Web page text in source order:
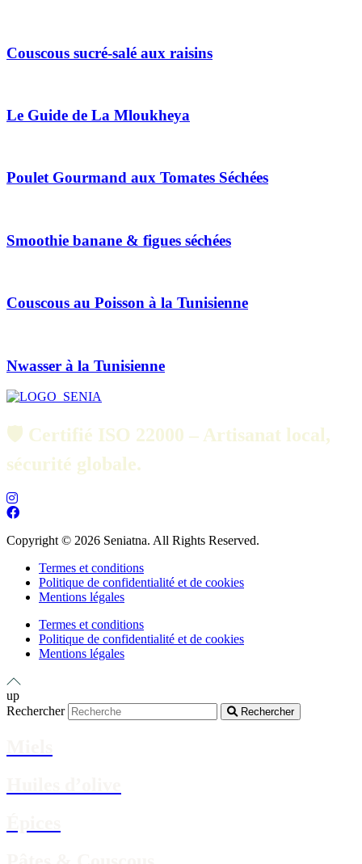
Couscous sucré-salé aux raisins
Le Guide de La Mloukheya
Poulet Gourmand aux Tomates Séchées
Smoothie banane & figues séchées
Couscous au Poisson à la Tunisienne
Nwasser à la Tunisienne
🛡️ Certifié ISO 22000 – Artisanat local,
sécurité globale.
Copyright © 2026 Seniatna. All Rights Reserved.
Termes et conditions
Politique de confidentialité et de cookies
Mentions légales
Termes et conditions
Politique de confidentialité et de cookies
Mentions légales
up
Rechercher
Rechercher